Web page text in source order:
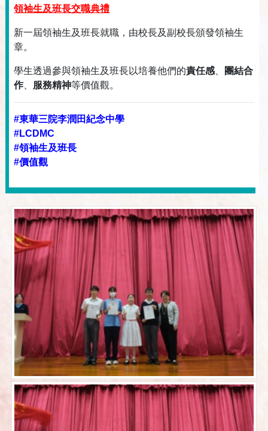
領袖生及班長交職典禮
新一屆領袖生及班長就職，由校長及副校長頒發領袖生
章。
學生透過參與領袖生及班長以培養他們的責任感
團結合
作、 服務精神等價值觀。
#東華三院李潤田紀念中學
#LCDMC
#領袖生及班長
#價值觀